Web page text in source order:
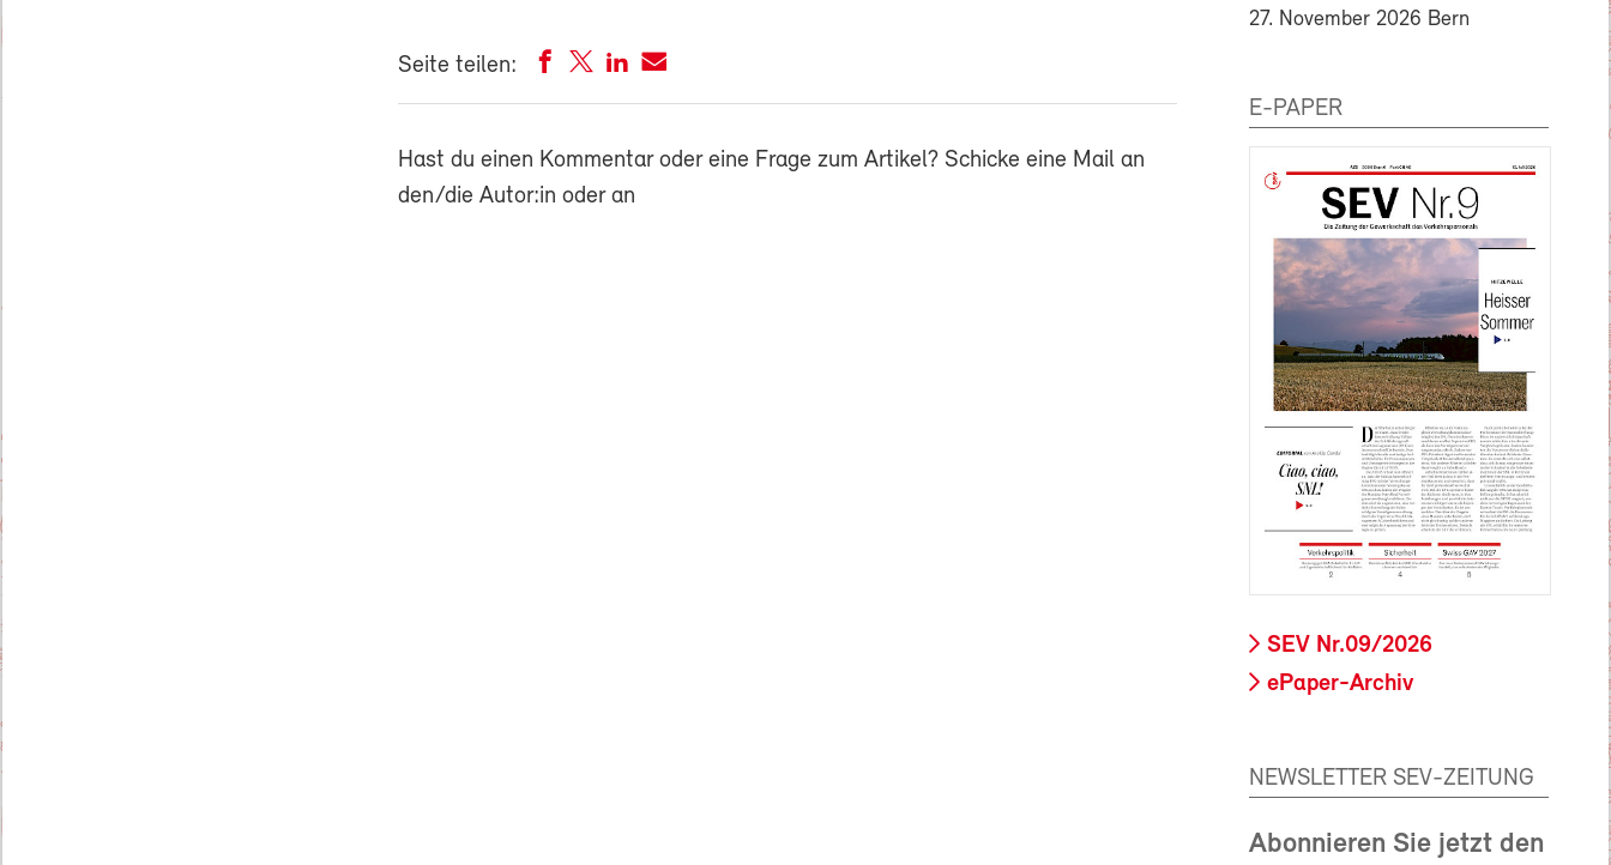
Seite teilen:
Hast du einen Kommentar oder eine Frage zum Artikel? Schicke eine Mail an
den/die Autor:in oder an
27. November 2026 Bern
E-PAPER
SEV Nr.09/2026
ePaper-Archiv
NEWSLETTER SEV-ZEITUNG
Abonnieren Sie jetzt den